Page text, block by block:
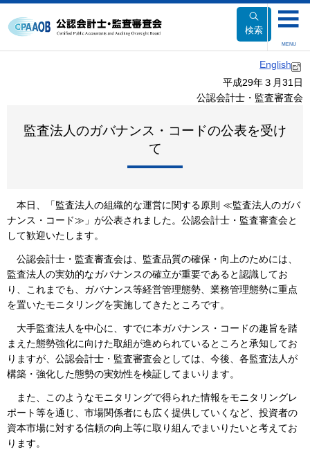
文
検索
MENU
English
平成29年３月31日
公認会計士・監査審査会
監査法人のガバナンス・コードの公表を受け
て
本日、「監査法人の組織的な運営に関する原則 ≪監査法人のガバ
ナンス・コード≫」が公表されました。公認会計士・監査審査会と
して歓迎いたします。
公認会計士・監査審査会は、監査品質の確保・向上のためには、
監査法人の実効的なガバナンスの確立が重要であると認識してお
り、これまでも、ガバナンス等経営管理態勢、業務管理態勢に重点
を置いたモニタリングを実施してきたところです。
大手監査法人を中心に、すでに本ガバナンス・コードの趣旨を踏
まえた態勢強化に向けた取組が進められているところと承知してお
りますが、公認会計士・監査審査会としては、今後、各監査法人が
構築・強化した態勢の実効性を検証してまいります。
また、このようなモニタリングで得られた情報をモニタリングレ
ポート等を通じ、市場関係者にも広く提供していくなど、投資者の
資本市場に対する信頼の向上等に取り組んでまいりたいと考えてお
ります。